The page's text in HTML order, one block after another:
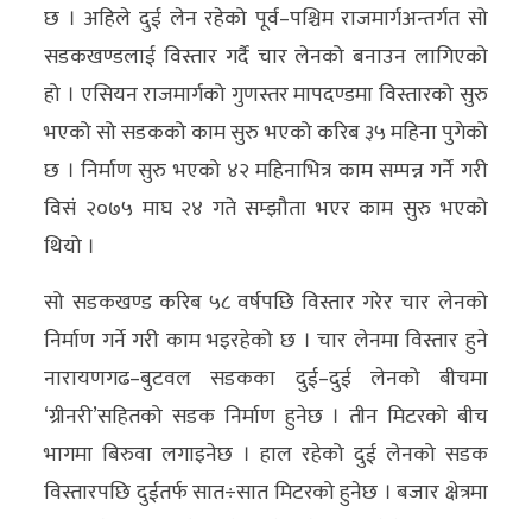
छ । अहिले दुई लेन रहेको पूर्व–पश्चिम राजमार्गअन्तर्गत सो
सडकखण्डलाई विस्तार गर्दै चार लेनको बनाउन लागिएको
हो । एसियन राजमार्गको गुणस्तर मापदण्डमा विस्तारको सुरु
भएको सो सडकको काम सुरु भएको करिब ३५ महिना पुगेको
छ । निर्माण सुरु भएको ४२ महिनाभित्र काम सम्पन्न गर्ने गरी
विसं २०७५ माघ २४ गते सम्झौता भएर काम सुरु भएको
थियो ।
सो सडकखण्ड करिब ५८ वर्षपछि विस्तार गरेर चार लेनको
निर्माण गर्ने गरी काम भइरहेको छ । चार लेनमा विस्तार हुने
नारायणगढ–बुटवल सडकका दुई–दुई लेनको बीचमा
‘ग्रीनरी’सहितको सडक निर्माण हुनेछ । तीन मिटरको बीच
भागमा बिरुवा लगाइनेछ । हाल रहेको दुई लेनको सडक
विस्तारपछि दुईतर्फ सात÷सात मिटरको हुनेछ । बजार क्षेत्रमा